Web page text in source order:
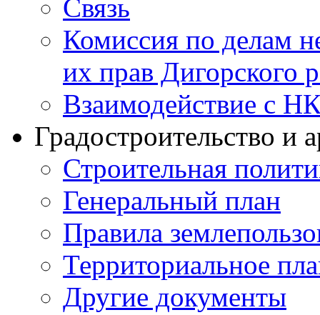
Связь
Комиссия по делам
их прав Дигорского
Взаимодействие с
Градостроительство и
Строительная
Генеральный план
Правила
Территориальное
Другие документы